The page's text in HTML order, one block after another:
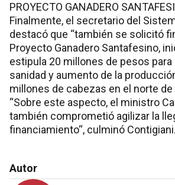
PROYECTO GANADERO
Finalmente, el secretario del
destacó que “también se solicitó
Proyecto Ganadero Santafesino,
estipula 20 millones de pesos para
sanidad y aumento de la
millones de cabezas en el norte de
“Sobre este aspecto, el ministro
también comprometió agilizar la
financiamiento“, culminó Contigiani.
Autor